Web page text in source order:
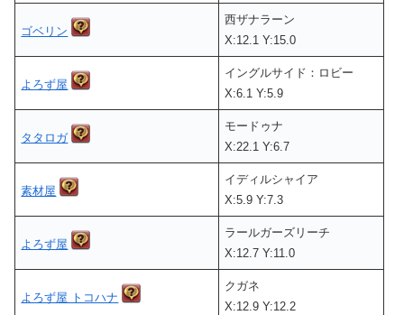
ゴベリン
西ザナラーン
X:12.1 Y:15.0
よろず屋
イングルサイド：ロビー
X:6.1 Y:5.9
タタロガ
モードゥナ
X:22.1 Y:6.7
素材屋
イディルシャイア
X:5.9 Y:7.3
よろず屋
ラールガーズリーチ
X:12.7 Y:11.0
よろず屋 トコハナ
クガネ
X:12.9 Y:12.2